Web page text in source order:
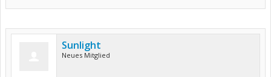
Sunlight
Neues Mitglied